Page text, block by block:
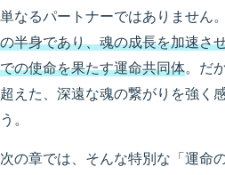
単なるパートナーではありません。
の半身であり、魂の成長を加速さ
での使命を果たす運命共同体。だ
超えた、深遠な魂の繋がりを強く
う。
次の章では、そんな特別な「運命